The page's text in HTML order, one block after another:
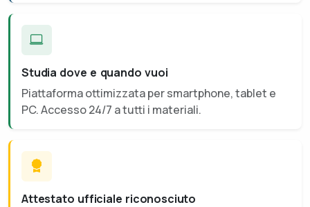
Studia dove e quando vuoi
Piattaforma ottimizzata per smartphone, tablet e
PC. Accesso 24/7 a tutti i materiali.
Attestato ufficiale riconosciuto